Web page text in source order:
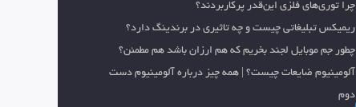
چرا توری‌های فلزی این‌قدر پرکاربردند؟
ریمیکس تبلیغاتی چیست و چه تاثیری در برندینگ دارد؟
چطور جم موبایل لجند بخریم که هم ارزان باشد هم مطمئن؟
آلومینیوم ضایعات چیست؟ | همه چیز درباره آلومینیوم دست
دوم